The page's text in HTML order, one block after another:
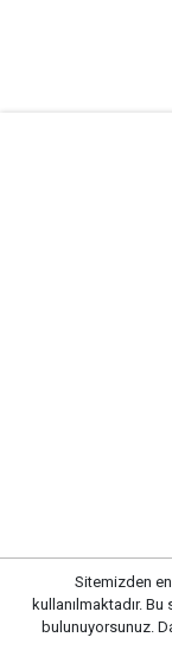
Sitemizden
kullanılmaktadır.
bulunuyorsunuz.